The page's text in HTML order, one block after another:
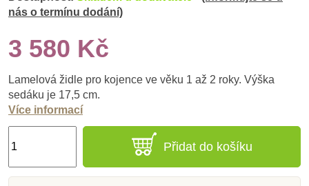
nás o termínu dodání)
3 580 Kč
Lamelová židle pro kojence ve věku 1 až 2 roky. Výška
sedáku je 17,5 cm.
Více informací
Přidat do košíku